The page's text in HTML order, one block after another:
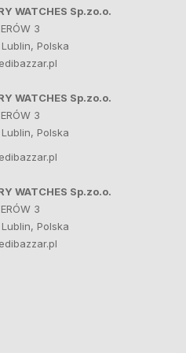
WATCHES Sp.zo.o.
3
Polska
WATCHES Sp.zo.o.
3
Polska
WATCHES Sp.zo.o.
3
Polska